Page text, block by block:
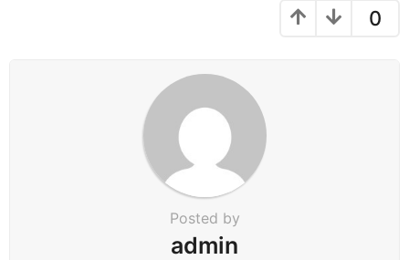
0
Posted by
admin